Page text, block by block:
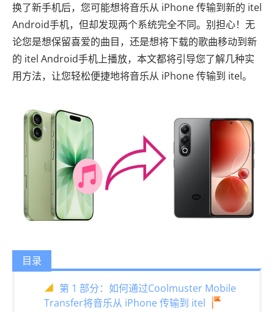
换了新手机后，您可能想将音乐从 iPhone 传输到新的 itel
Android手机，但却发现两个系统完全不同。别担心！无
论您是想保留喜爱的曲目，还是想将下载的歌曲移动到新
的 itel Android手机上播放，本文都将引导您了解几种实
用方法，让您轻松便捷地将音乐从 iPhone 传输到 itel。
目录
第 1 部分：如何通过Coolmuster Mobile
Transfer将音乐从 iPhone 传输到 itel